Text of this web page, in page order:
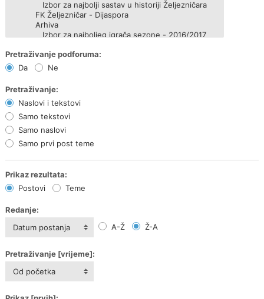
Pretraživanje podforuma:
Da
Ne
Pretraživanje:
Naslovi i tekstovi
Samo tekstovi
Samo naslovi
Samo prvi post teme
Prikaz rezultata:
Postovi
Teme
Redanje:
Datum postanja
A-Ž Ž-A
Pretraživanje [vrijeme]:
Od početka